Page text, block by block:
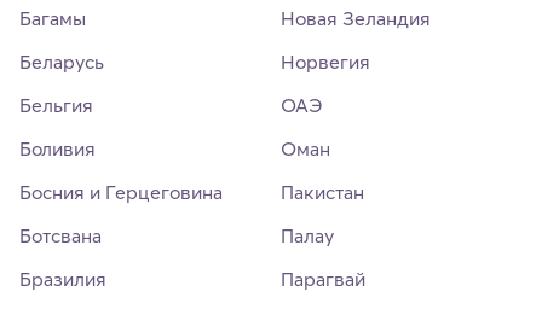
Багамы
Беларусь
Бельгия
Боливия
Босния и Герцеговина
Ботсвана
Бразилия
Новая Зеландия
Норвегия
ОАЭ
Оман
Пакистан
Палау
Парагвай